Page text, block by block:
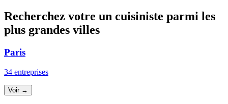
Recherchez votre un cuisiniste parmi les
plus grandes villes
Paris
34 entreprises
Voir →